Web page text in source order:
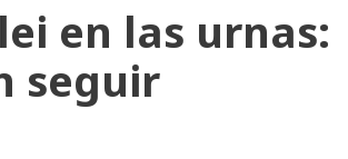
en las urnas:
seguir